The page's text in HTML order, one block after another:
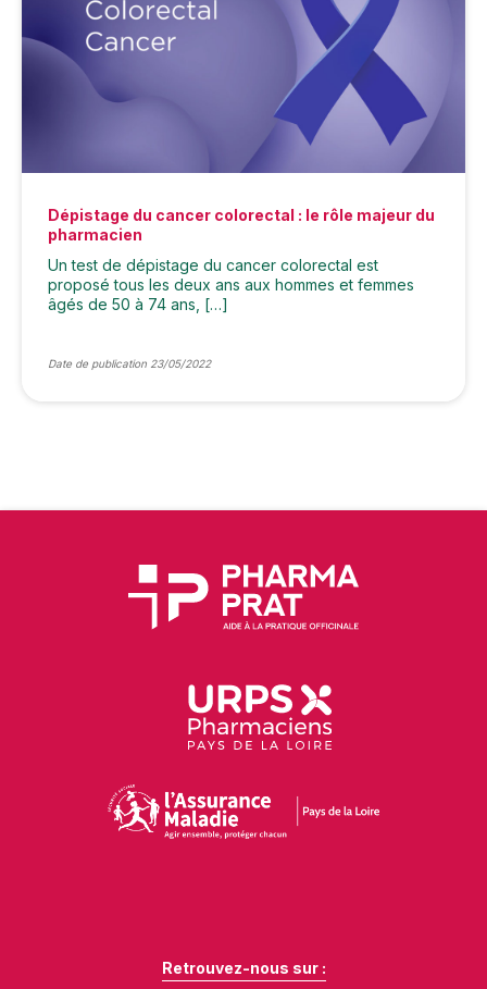
Dépistage du cancer colorectal : le rôle majeur du
pharmacien
Un test de dépistage du cancer colorectal est
proposé tous les deux ans aux hommes et femmes
âgés de 50 à 74 ans, […]
Date de publication 23/05/2022
Retrouvez-nous sur :